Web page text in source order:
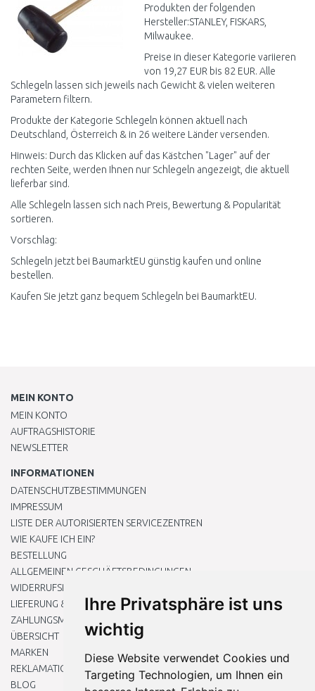
Ihre Privatsphäre ist uns
wichtig
Diese Website verwendet Cookies und
Targeting Technologien, um Ihnen ein
Produkten der folgenden
Hersteller:STANLEY, FISKARS,
Milwaukee.
Preise in dieser Kategorie variieren
von 19,27 EUR bis 82 EUR. Alle
Schlegeln lassen sich jeweils nach Gewicht & vielen weiteren
Parametern filtern.
Produkte der Kategorie Schlegeln können aktuell nach
Deutschland, Österreich & in 26 weitere Länder versenden.
Hinweis: Durch das Klicken auf das Kästchen "Lager" auf der
rechten Seite, werden Ihnen nur Schlegeln angezeigt, die aktuell
lieferbar sind.
Alle Schlegeln lassen sich nach Preis, Bewertung & Popularität
sortieren.
Vorschlag:
Schlegeln jetzt bei BaumarktEU günstig kaufen und online
bestellen.
Kaufen Sie jetzt ganz bequem Schlegeln bei BaumarktEU.
MEIN KONTO
MEIN KONTO
AUFTRAGSHISTORIE
NEWSLETTER
INFORMATIONEN
DATENSCHUTZBESTIMMUNGEN
IMPRESSUM
LISTE DER AUTORISIERTEN SERVICEZENTREN
WIE KAUFE ICH EIN?
BESTELLUNG
ALLGEMEINEN GESCHÄFTSBEDINGUNGEN
WIDERRUFSRECHT
LIEFERUNG & ZAHLUNG
ZAHLUNGSMETHODEN
ÜBERSICHT
MARKEN
REKLAMATIONEN UND RETOUREN
BLOG